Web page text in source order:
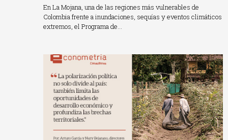
En La Mojana, una de las regiones más vulnerables de
Colombia frente a inundaciones, sequías y eventos climáticos
extremos, el Programa de…